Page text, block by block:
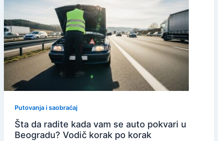
Putovanja i saobraćaj
Šta da radite kada vam se auto pokvari u
Beogradu? Vodič korak po korak